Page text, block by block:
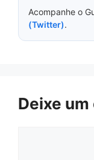
Acompanhe o
(Twitter).
Deixe